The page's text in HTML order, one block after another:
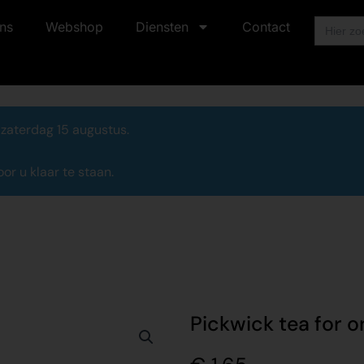
Webshop Diensten Contact
Zoek
15 augustus.
u klaar te staan.
Pickwick tea for